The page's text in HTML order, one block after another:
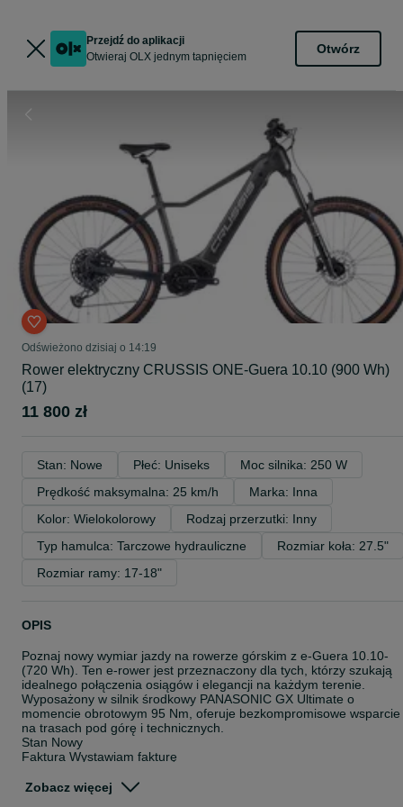
Przejdź do aplikacji
Otwieraj OLX jednym tapnięciem
Otwórz
Odświeżono dzisiaj o 14:19
Rower elektryczny CRUSSIS ONE-Guera 10.10 (900 Wh)
(17)
11 800 zł
Stan: Nowe Płeć: Uniseks
Moc silnika: 250 W
Prędkość maksymalna: 25 km/h
Marka: Inna
Kolor: Wielokolorowy
Rodzaj przerzutki: Inny
Typ hamulca: Tarczowe hydrauliczne
Rozmiar koła: 27.5"
Rozmiar ramy: 17-18"
OPIS
Poznaj nowy wymiar jazdy na rowerze górskim z e-Guera 10.10-
(720 Wh). Ten e-rower jest przeznaczony dla tych, którzy szukają
idealnego połączenia osiągów i elegancji na każdym terenie.
Wyposażony w silnik środkowy PANASONIC GX Ultimate o
momencie obrotowym 95 Nm, oferuje bezkompromisowe wsparcie
na trasach pod górę i technicznych.
Stan Nowy
Faktura Wystawiam fakturę
Model ONE-Guera 10.10
Zobacz więcej